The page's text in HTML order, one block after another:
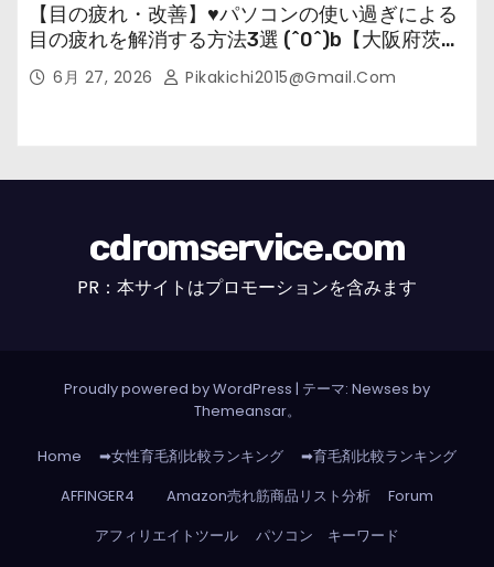
【目の疲れ・改善】♥パソコンの使い過ぎによる
目の疲れを解消する方法3選 (^0^)b【大阪府茨木
市の女性・美容鍼灸・整体師が教えます。】
6月 27, 2026 Pikakichi2015@gmail.com
cdromservice.com
PR：本サイトはプロモーションを含みます
Proudly powered by WordPress | テーマ: Newses by
Themeansar。
Home ➡女性育毛剤比較ランキング
➡育毛剤比較ランキング
AFFINGER4
Amazon売れ筋商品リスト分析
Forum
アフィリエイトツール
パソコン キーワード